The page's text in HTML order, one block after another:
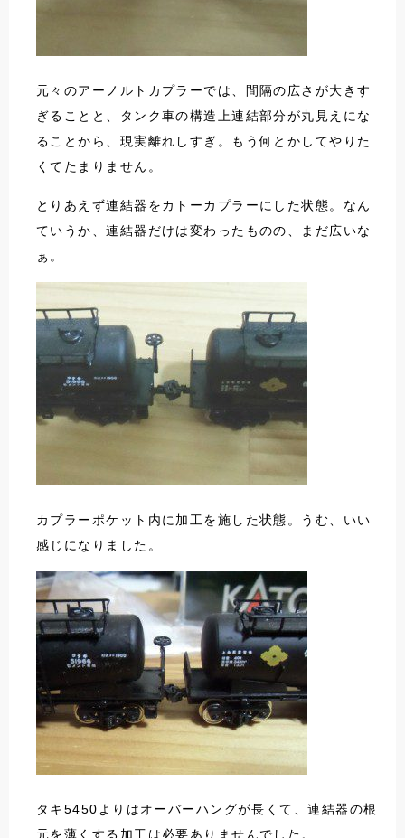
元々のアーノルトカプラーでは、間隔の広さが大きす
ぎることと、タンク車の構造上連結部分が丸見えにな
ることから、現実離れしすぎ。もう何とかしてやりた
くてたまりません。
とりあえず連結器をカトーカプラーにした状態。なん
ていうか、連結器だけは変わったものの、まだ広いな
ぁ。
カプラーポケット内に加工を施した状態。うむ、いい
感じになりました。
タキ5450よりはオーバーハングが長くて、連結器の根
元を薄くする加工は必要ありませんでした。